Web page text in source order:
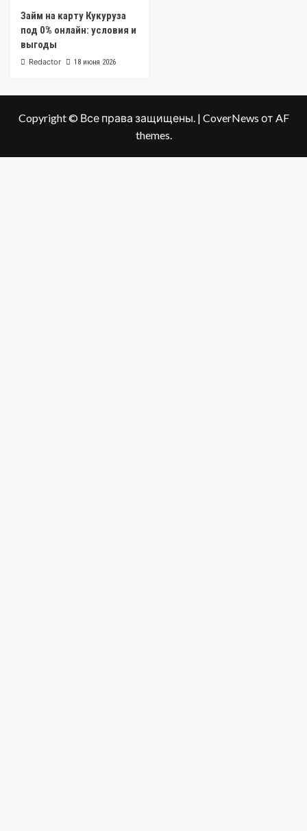
Займ на карту Кукуруза
под 0% онлайн: условия и
выгоды
Redactor 18 июня 2026
Copyright © Все права защищены. | CoverNews от AF
themes.